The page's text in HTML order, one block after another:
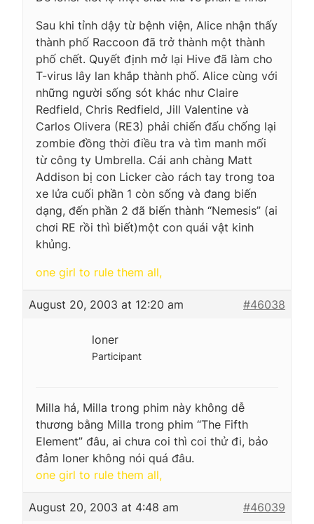
Sau khi tỉnh dậy từ bệnh viện, Alice nhận thấy
thành phố Raccoon đã trở thành một thành
phố chết. Quyết định mở lại Hive đã làm cho
T-virus lây lan khắp thành phố. Alice cùng với
những người sống sót khác như Claire
Redfield, Chris Redfield, Jill Valentine và
Carlos Olivera (RE3) phải chiến đấu chống lại
zombie đồng thời điều tra và tìm manh mối
từ công ty Umbrella. Cái anh chàng Matt
Addison bị con Licker cào rách tay trong toa
xe lửa cuối phần 1 còn sống và đang biến
dạng, đến phần 2 đã biến thành “Nemesis” (ai
chơi RE rồi thì biết)một con quái vật kinh
khủng.
one girl to rule them all,
August 20, 2003 at 12:20 am #46038
loner
Participant
Milla hả, Milla trong phim này không dễ
thương bằng Milla trong phim “The Fifth
Element” đâu, ai chưa coi thì coi thử đi, bảo
đảm loner không nói quá đâu.
one girl to rule them all,
August 20, 2003 at 4:48 am #46039